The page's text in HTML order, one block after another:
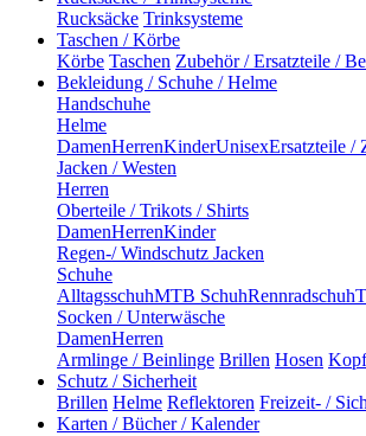
Rucksäcke Trinksysteme
Taschen / Körbe
Körbe Taschen Zubehör / Ersatzteile /
Bekleidung / Schuhe / Helme
Handschuhe
Helme
DamenHerrenKinderUnisexErsatzteile /
Jacken / Westen
Herren
Oberteile / Trikots / Shirts
DamenHerrenKinder
Regen-/ Windschutz Jacken
Schuhe
AlltagsschuhMTB SchuhRennradschuh
Socken / Unterwäsche
DamenHerren
Armlinge / Beinlinge Brillen Hosen
Schutz / Sicherheit
Brillen Helme Reflektoren Freizeit- /
Karten / Bücher / Kalender